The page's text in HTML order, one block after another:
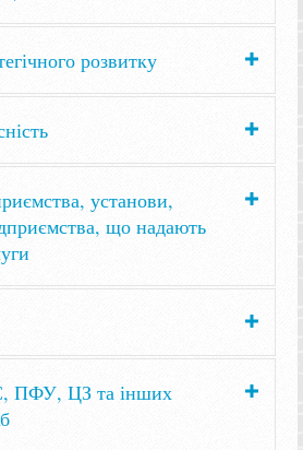
розвитку
установи,
що надають
ПФУ, ЦЗ та інших